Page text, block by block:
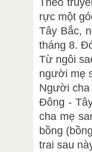
Theo
rực một
Tây Bắc,
tháng 8.
Từ ngôi
người mẹ
Người cha
Đông -
cha mẹ
bồng
trai sau